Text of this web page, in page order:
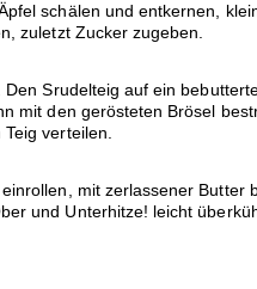
schälen und entkernen,
zuletzt Zucker zugeben.
Den Srudelteig auf ein
mit den gerösteten Brösel
verteilen.
mit zerlassener Butter
und Unterhitze! leicht